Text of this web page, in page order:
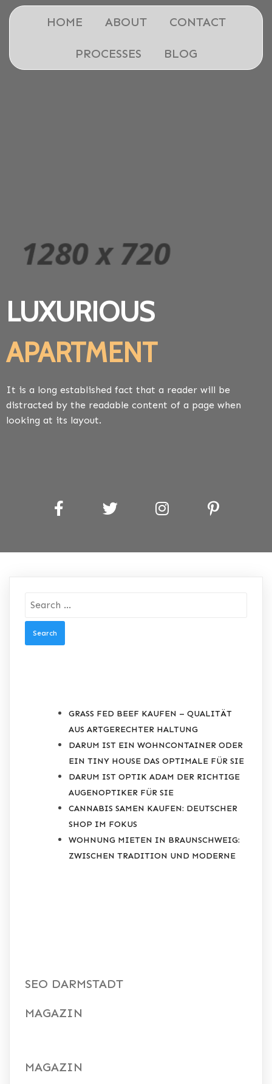
HOME ABOUT CONTACT
PROCESSES BLOG
LUXURIOUS
APARTMENT
It is a long established fact that a reader will be
distracted by the readable content of a page when
looking at its layout.
Search
GRASS FED BEEF KAUFEN – QUALITÄT
AUS ARTGERECHTER HALTUNG
DARUM IST EIN WOHNCONTAINER ODER
EIN TINY HOUSE DAS OPTIMALE FÜR SIE
DARUM IST OPTIK ADAM DER RICHTIGE
AUGENOPTIKER FÜR SIE
CANNABIS SAMEN KAUFEN: DEUTSCHER
SHOP IM FOKUS
WOHNUNG MIETEN IN BRAUNSCHWEIG:
ZWISCHEN TRADITION UND MODERNE
SEO DARMSTADT
MAGAZIN
MAGAZIN